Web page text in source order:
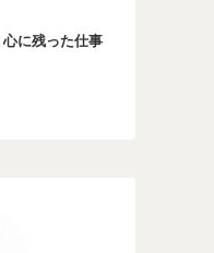
に残った仕事